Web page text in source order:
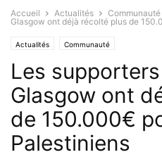
Accueil Actualités Communauté
Glasgow ont déjà récolté plus de
Actualités Communauté
Les
Glasgow ont
de 150.000€
Palestiniens